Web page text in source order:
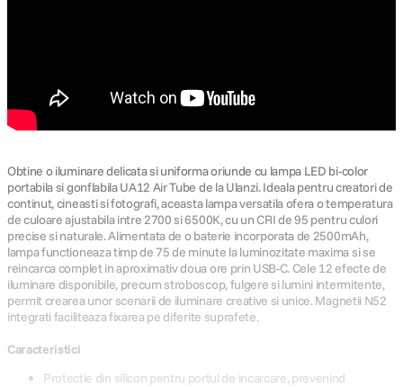
10.
Obtine o iluminare delicata si uniforma oriunde cu lampa LED bi-color
portabila si gonflabila UA12 Air Tube de la Ulanzi. Ideala pentru creatori de
continut, cineasti si fotografi, aceasta lampa versatila ofera o temperatura
de culoare ajustabila intre 2700 si 6500K, cu un CRI de 95 pentru culori
precise si naturale. Alimentata de o baterie incorporata de 2500mAh,
lampa functioneaza timp de 75 de minute la luminozitate maxima si se
reincarca complet in aproximativ doua ore prin USB-C. Cele 12 efecte de
iluminare disponibile, precum stroboscop, fulgere si lumini intermitente,
permit crearea unor scenarii de iluminare creative si unice. Magnetii N52
integrati faciliteaza fixarea pe diferite suprafete.
Caracteristici
Protectie din silicon pentru portul de incarcare, prevenind